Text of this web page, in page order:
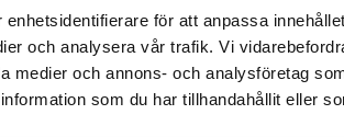
enhetsidentifierare för att anpassa
och analysera vår trafik. Vi
medier och annons- och analysföretag
som du har tillhandahållit eller
in Söderfors,
Event beginnen
kannst.